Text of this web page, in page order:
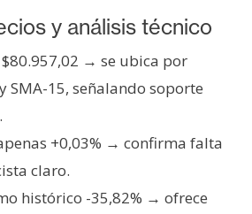
y análisis técnico
$80.957,02 → se ubica por
SMA-15, señalando soporte
+0,03% → confirma falta
claro.
histórico -35,82% → ofrece